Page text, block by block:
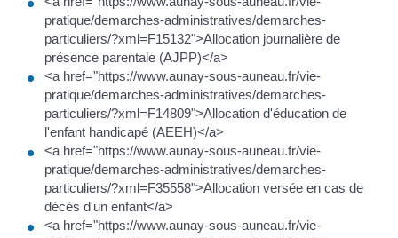
pratique/demarches-administratives/demarches-
particuliers/?xml=F15132">Allocation journalière de
présence parentale (AJPP)</a>
<a href="https://www.aunay-sous-auneau.fr/vie-
pratique/demarches-administratives/demarches-
particuliers/?xml=F14809">Allocation d'éducation de
l'enfant handicapé (AEEH)</a>
<a href="https://www.aunay-sous-auneau.fr/vie-
pratique/demarches-administratives/demarches-
particuliers/?xml=F35558">Allocation versée en cas de
décès d'un enfant</a>
<a href="https://www.aunay-sous-auneau.fr/vie-